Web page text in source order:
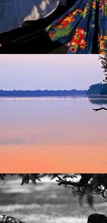
.
Elaboração e realização
Sociais sobre
Ortodoxa
MURIQUI
Assessoria para